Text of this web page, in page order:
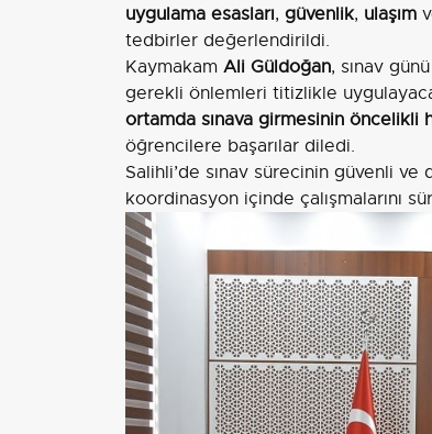
uygulama esasları, güvenlik, ulaşım
tedbirler değerlendirildi.
Kaymakam Ali Güldoğan, sınav
gerekli önlemleri titizlikle
ortamda sınava girmesinin öncelikli
öğrencilere başarılar diledi.
Salihli’de sınav sürecinin güvenli
koordinasyon içinde çalışmalarını